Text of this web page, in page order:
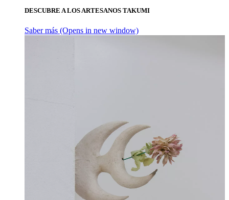
DESCUBRE A LOS ARTESANOS TAKUMI
Saber más (Opens in new window)